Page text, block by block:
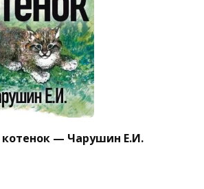
котенок — Чарушин Е.И.